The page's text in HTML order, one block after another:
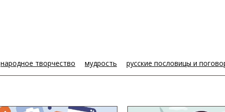
народное творчество мудрость русские пословицы и